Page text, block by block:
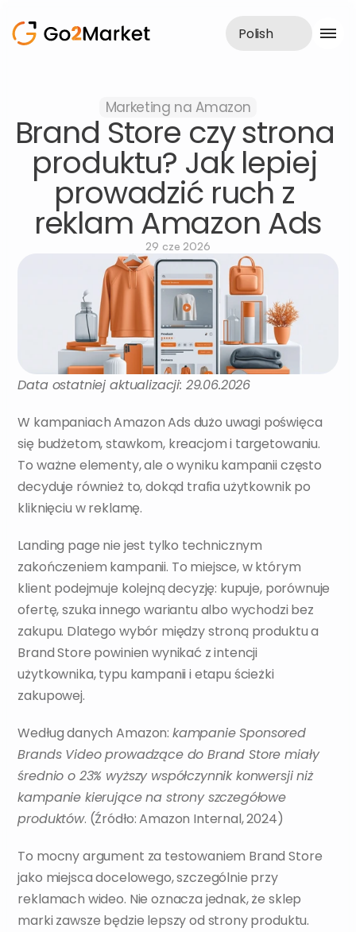
Realizacje
Case Study
Blog
O nas
Usługi
Polish
Marketing na Amazon
Brand Store czy strona
produktu? Jak lepiej
prowadzić ruch z
reklam Amazon Ads
29 cze 2026
Data ostatniej aktualizacji: 29.06.2026
W kampaniach Amazon Ads dużo uwagi poświęca
się budżetom, stawkom, kreacjom i targetowaniu.
To ważne elementy, ale o wyniku kampanii często
decyduje również to, dokąd trafia użytkownik po
kliknięciu w reklamę.
Landing page nie jest tylko technicznym
zakończeniem kampanii. To miejsce, w którym
klient podejmuje kolejną decyzję: kupuje, porównuje
ofertę, szuka innego wariantu albo wychodzi bez
zakupu. Dlatego wybór między stroną produktu a
Brand Store powinien wynikać z intencji
użytkownika, typu kampanii i etapu ścieżki
zakupowej.
Według danych Amazon: kampanie Sponsored
Brands Video prowadzące do Brand Store miały
średnio o 23% wyższy współczynnik konwersji niż
kampanie kierujące na strony szczegółowe
produktów. (Źródło: Amazon Internal, 2024)
To mocny argument za testowaniem Brand Store
jako miejsca docelowego, szczególnie przy
reklamach wideo. Nie oznacza jednak, że sklep
marki zawsze będzie lepszy od strony produktu.